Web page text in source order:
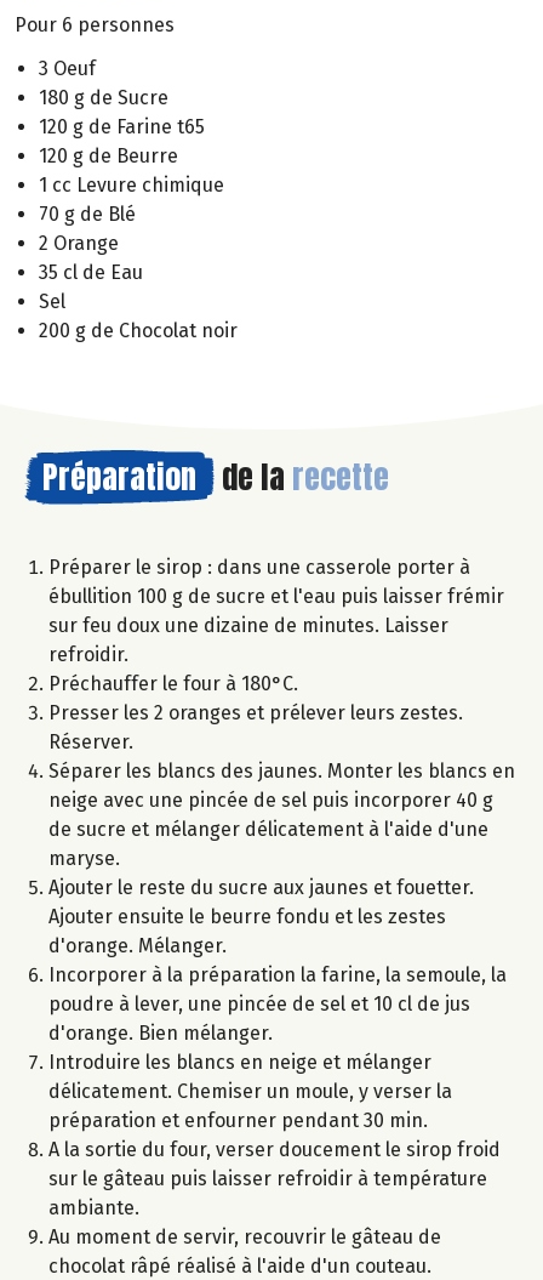
Pour 6 personnes
3 Oeuf
180 g de Sucre
120 g de Farine t65
120 g de Beurre
1 cc Levure chimique
70 g de Blé
2 Orange
35 cl de Eau
Sel
200 g de Chocolat noir
Préparation de la recette
Préparer le sirop : dans une casserole porter à
ébullition 100 g de sucre et l'eau puis laisser frémir
sur feu doux une dizaine de minutes. Laisser
refroidir.
Préchauffer le four à 180°C.
Presser les 2 oranges et prélever leurs zestes.
Réserver.
Séparer les blancs des jaunes. Monter les blancs en
neige avec une pincée de sel puis incorporer 40 g
de sucre et mélanger délicatement à l'aide d'une
maryse.
Ajouter le reste du sucre aux jaunes et fouetter.
Ajouter ensuite le beurre fondu et les zestes
d'orange. Mélanger.
Incorporer à la préparation la farine, la semoule, la
poudre à lever, une pincée de sel et 10 cl de jus
d'orange. Bien mélanger.
Introduire les blancs en neige et mélanger
délicatement. Chemiser un moule, y verser la
préparation et enfourner pendant 30 min.
A la sortie du four, verser doucement le sirop froid
sur le gâteau puis laisser refroidir à température
ambiante.
Au moment de servir, recouvrir le gâteau de
chocolat râpé réalisé à l'aide d'un couteau.